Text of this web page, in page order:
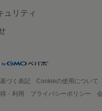
ュリティ
づく表記
Cookieの使用について
・利用
プライバシーポリシー